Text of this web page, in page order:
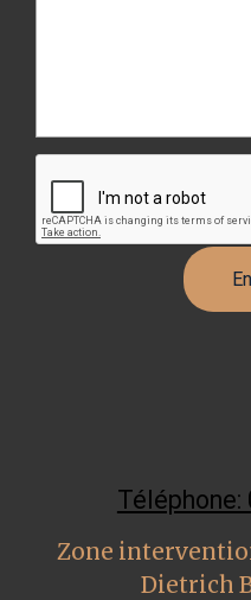
Téléphone:
Zone
Dietrich